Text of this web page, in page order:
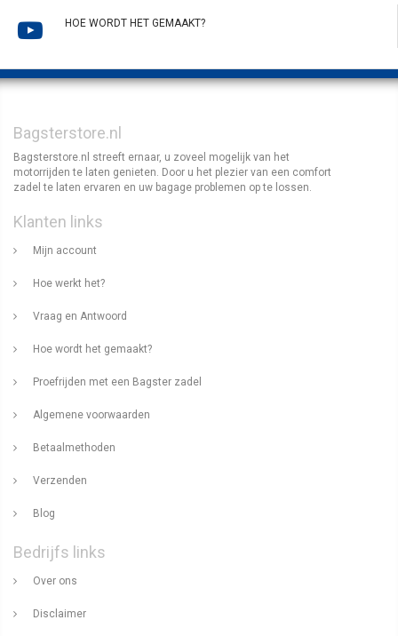
HOE WORDT HET GEMAAKT?
Bagsterstore.nl
Bagsterstore.nl streeft ernaar, u zoveel mogelijk van het
motorrijden te laten genieten. Door u het plezier van een comfort
zadel te laten ervaren en uw bagage problemen op te lossen.
Klanten links
Mijn account
Hoe werkt het?
Vraag en Antwoord
Hoe wordt het gemaakt?
Proefrijden met een Bagster zadel
Algemene voorwaarden
Betaalmethoden
Verzenden
Blog
Bedrijfs links
Over ons
Disclaimer